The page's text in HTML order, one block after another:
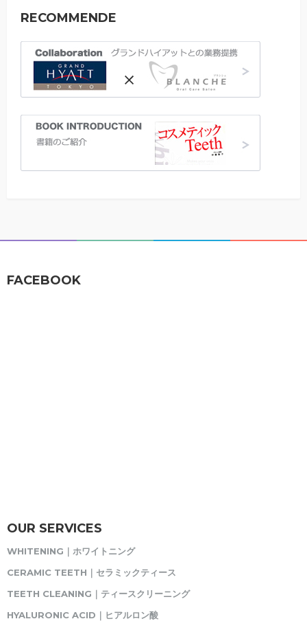
RECOMMENDE
FACEBOOK
OUR SERVICES
WHITENING｜ホワイトニング
CERAMIC TEETH｜セラミックティース
TEETH CLEANING｜ティースクリーニング
HYALURONIC ACID｜ヒアルロン酸